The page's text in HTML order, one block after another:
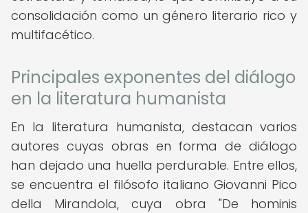
consolidación como un género literario rico y
multifacético.
Principales exponentes del diálogo
en la literatura humanista
En la literatura humanista, destacan varios
autores cuyas obras en forma de diálogo
han dejado una huella perdurable. Entre ellos,
se encuentra el filósofo italiano Giovanni Pico
della Mirandola, cuya obra "De hominis